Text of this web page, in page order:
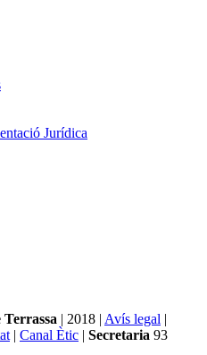
Jurídica
Terrassa | 2018 | Avís legal |
| Canal Ètic | Secretaria 93